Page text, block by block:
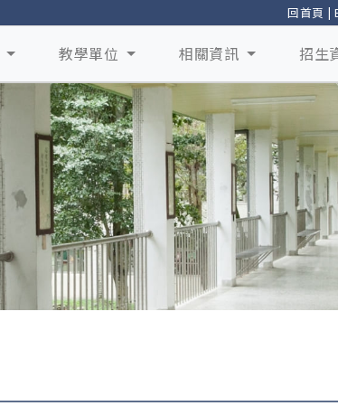
回首頁 |
教學單位 相關資訊 招生